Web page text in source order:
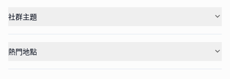
社群主題
熱門地點